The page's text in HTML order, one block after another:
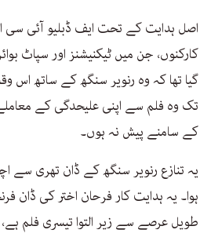
اصل ہدایت کے تحت ایف ڈبلیو آئی سی
کارکنوں، جن میں ٹیکنیشنز اور سپاٹ
گیا تھا کہ وہ رنویر سنگھ کے ساتھ
تک وہ فلم سے اپنی علیحدگی کے
کے سامنے پیش نہ ہوں۔
یہ تنازع رنویر سنگھ کے ڈان تھری سے
ہوا۔ یہ ہدایت کار فرحان اختر کی ڈان
طویل عرصے سے زیر التوا تیسری فلم